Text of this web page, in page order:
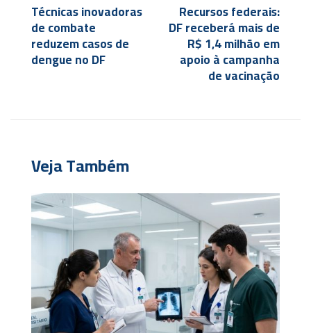
Técnicas inovadoras
de combate
reduzem casos de
dengue no DF
Recursos federais:
DF receberá mais de
R$ 1,4 milhão em
apoio à campanha
de vacinação
Veja Também